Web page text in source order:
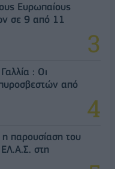
Ευρωπαίους
σε 9 από 11
: Οι
από
η παρουσίαση του
στη